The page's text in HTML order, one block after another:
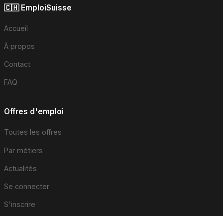
🇨🇭 EmploiSuisse
Accueil
À propos
Contact
FAQ
Offres d'emploi
Toutes les offres
Par métiers
Actualités
Se connecter
S'inscrire